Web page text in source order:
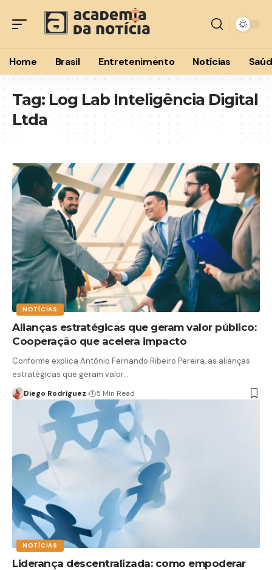
Home Brasil Entretenimento Notícias
Tag: Log Lab Inteligência Digital
Ltda
NOTÍCIAS
Alianças estratégicas que geram valor público:
Cooperação que acelera impacto
Conforme explica Antônio Fernando Ribeiro Pereira, as alianças
estratégicas que geram valor…
Diego Rodríguez 5 Min Read
NOTÍCIAS
Liderança descentralizada: como empoderar